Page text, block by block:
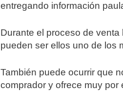
entregando información
Durante el proceso de
pueden ser ellos uno de los
También puede ocurrir que
comprador y ofrece muy